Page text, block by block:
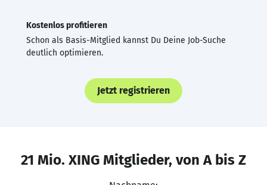
Kostenlos profitieren
Schon als Basis-Mitglied kannst Du Deine Job-Suche
deutlich optimieren.
Jetzt registrieren
21 Mio. XING Mitglieder, von A bis Z